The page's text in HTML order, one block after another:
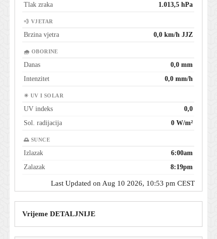
Tlak zraka
1.013,5 hPa
💨 VJETAR
Brzina vjetra 0,0 km/h JJZ
🌧 OBORINE
Danas
0,0 mm
Intenzitet
0,0 mm/h
☀ UV I SOLAR
UV indeks
0,0
Sol. radijacija
0 W/m²
🌅 SUNCE
Izlazak
6:00am
Zalazak
8:19pm
Last Updated on Aug 10 2026, 10:53 pm CEST
Vrijeme DETALJNIJE